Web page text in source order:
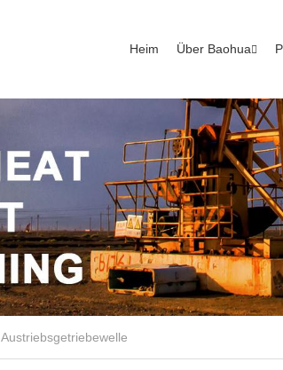
Heim Über Baohua
Austriebsgetriebewelle